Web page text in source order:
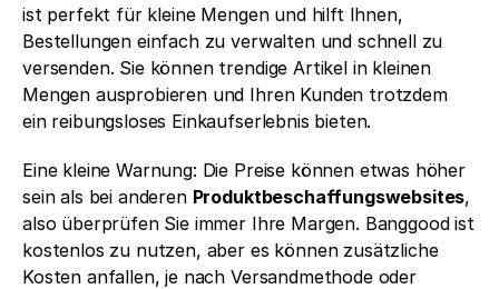
ist perfekt für kleine Mengen und hilft Ihnen,
Bestellungen einfach zu verwalten und schnell zu
versenden. Sie können trendige Artikel in kleinen
Mengen ausprobieren und Ihren Kunden trotzdem
ein reibungsloses Einkaufserlebnis bieten.
Eine kleine Warnung: Die Preise können etwas höher
sein als bei anderen Produktbeschaffungswebsites,
also überprüfen Sie immer Ihre Margen. Banggood ist
kostenlos zu nutzen, aber es können zusätzliche
Kosten anfallen, je nach Versandmethode oder